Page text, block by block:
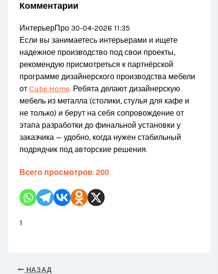
Комментарии
ИнтерьерПро 30-04-2026 11:35
Если вы занимаетесь интерьерами и ищете
надежное производство под свои проекты,
рекомендую присмотреться к партнёрской
программе дизайнерского производства мебели
отCube Home. Ребята делают дизайнерскую
мебель из металла (столики, стулья для кафе и
не только) и берут на себя сопровождение от
этапа разработки до финальной установки у
заказчика — удобно, когда нужен стабильный
подрядчик под авторские решения.
Всего просмотров: 200
1
НАЗАД